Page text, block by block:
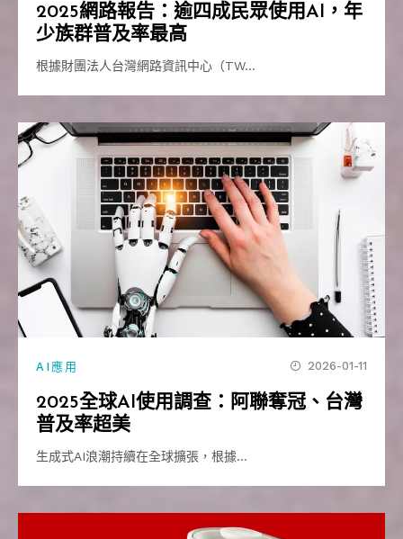
2025網路報告：逾四成民眾使用AI，年
少族群普及率最高
根據財團法人台灣網路資訊中心（TW…
AI應用 2026-01-11
2025全球AI使用調查：阿聯奪冠、台灣
普及率超美
生成式AI浪潮持續在全球擴張，根據…